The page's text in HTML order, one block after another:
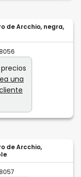
de Arcchio, negra,
una
de Arcchio,